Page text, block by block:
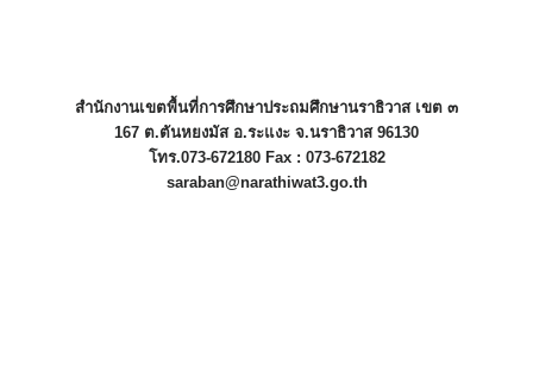
สำนักงานเขตพื้นที่การศึกษาประถมศึกษานราธิวาส เขต ๓
167 ต.ตันหยงมัส อ.ระแงะ จ.นราธิวาส 96130
โทร.073-672180 Fax : 073-672182
saraban@narathiwat3.go.th